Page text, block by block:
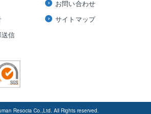
信
お問い合わせ
サイトマップ
Resocia Co.,Ltd. All Rights reserved.